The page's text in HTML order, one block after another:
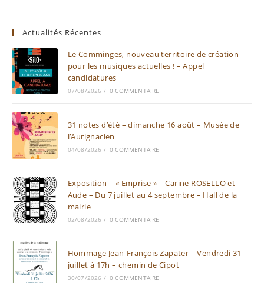
Actualités Récentes
Le Comminges, nouveau territoire de création
pour les musiques actuelles ! – Appel
candidatures
07/08/2026 / 0 COMMENTAIRE
31 notes d’été – dimanche 16 août – Musée de
l’Aurignacien
04/08/2026 / 0 COMMENTAIRE
Exposition – « Emprise » – Carine ROSELLO et
Aude – Du 7 juillet au 4 septembre – Hall de la
mairie
02/08/2026 / 0 COMMENTAIRE
Hommage Jean-François Zapater – Vendredi 31
juillet à 17h – chemin de Cipot
30/07/2026 / 0 COMMENTAIRE